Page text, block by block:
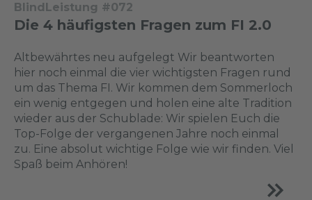
BlindLeistung #072
Die 4 häufigsten Fragen zum FI 2.0
Altbewährtes neu aufgelegt Wir beantworten
hier noch einmal die vier wichtigsten Fragen rund
um das Thema FI. Wir kommen dem Sommerloch
ein wenig entgegen und holen eine alte Tradition
wieder aus der Schublade: Wir spielen Euch die
Top-Folge der vergangenen Jahre noch einmal
zu. Eine absolut wichtige Folge wie wir finden. Viel
Spaß beim Anhören!